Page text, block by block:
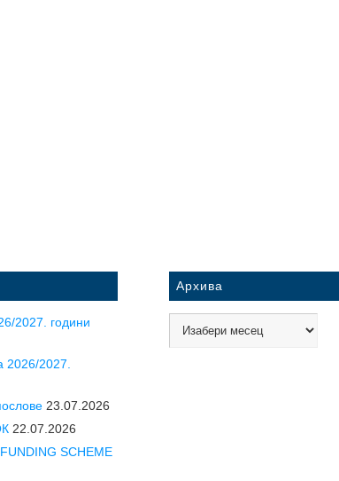
2027. години
2026/2027.
23.07.2026
22.07.2026
SCHEME
Архива